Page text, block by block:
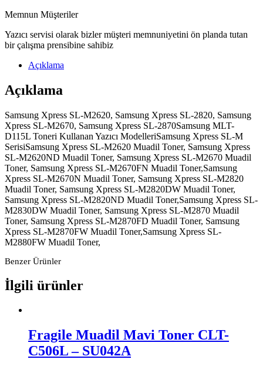
Memnun Müşteriler
Yazıcı servisi olarak bizler müşteri memnuniyetini ön planda tutan
bir çalışma prensibine sahibiz
Açıklama
Açıklama
Samsung Xpress SL-M2620, Samsung Xpress SL-2820, Samsung
Xpress SL-M2670, Samsung Xpress SL-2870Samsung MLT-
D115L Toneri Kullanan Yazıcı ModelleriSamsung Xpress SL-M
SerisiSamsung Xpress SL-M2620 Muadil Toner, Samsung Xpress
SL-M2620ND Muadil Toner, Samsung Xpress SL-M2670 Muadil
Toner, Samsung Xpress SL-M2670FN Muadil Toner,Samsung
Xpress SL-M2670N Muadil Toner, Samsung Xpress SL-M2820
Muadil Toner, Samsung Xpress SL-M2820DW Muadil Toner,
Samsung Xpress SL-M2820ND Muadil Toner,Samsung Xpress SL-
M2830DW Muadil Toner, Samsung Xpress SL-M2870 Muadil
Toner, Samsung Xpress SL-M2870FD Muadil Toner, Samsung
Xpress SL-M2870FW Muadil Toner,Samsung Xpress SL-
M2880FW Muadil Toner,
Benzer Ürünler
İlgili ürünler
Fragile Muadil Mavi Toner CLT-
C506L – SU042A